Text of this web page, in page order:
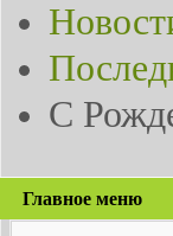
С
Главное меню